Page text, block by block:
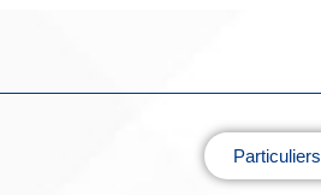
Particuliers